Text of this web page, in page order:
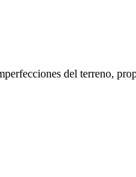
del terreno,